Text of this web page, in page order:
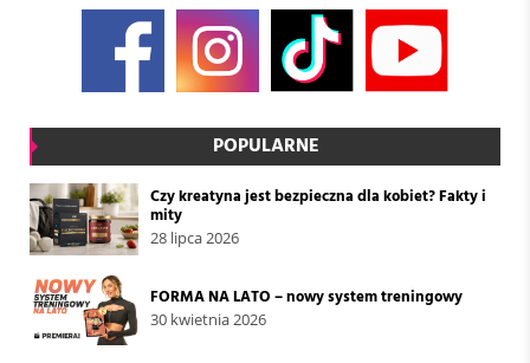
POPULARNE
Czy kreatyna jest bezpieczna dla kobiet? Fakty i
mity
28 lipca 2026
FORMA NA LATO – nowy system treningowy
30 kwietnia 2026